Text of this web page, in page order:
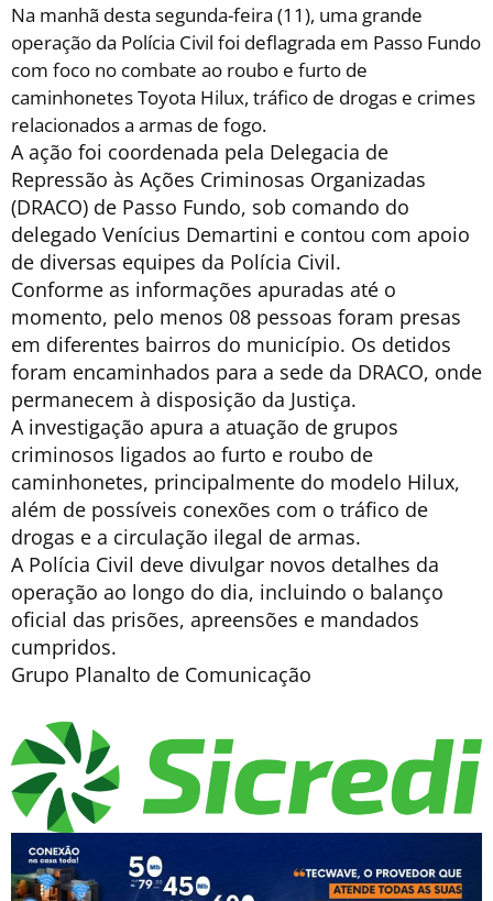
Na manhã desta segunda-feira (11), uma grande
operação da Polícia Civil foi deflagrada em Passo Fundo
com foco no combate ao roubo e furto de
caminhonetes Toyota Hilux, tráfico de drogas e crimes
relacionados a armas de fogo.
A ação foi coordenada pela Delegacia de
Repressão às Ações Criminosas Organizadas
(DRACO) de Passo Fundo, sob comando do
delegado Venícius Demartini e contou com apoio
de diversas equipes da Polícia Civil.
Conforme as informações apuradas até o
momento, pelo menos 08 pessoas foram presas
em diferentes bairros do município. Os detidos
foram encaminhados para a sede da DRACO, onde
permanecem à disposição da Justiça.
A investigação apura a atuação de grupos
criminosos ligados ao furto e roubo de
caminhonetes, principalmente do modelo Hilux,
além de possíveis conexões com o tráfico de
drogas e a circulação ilegal de armas.
A Polícia Civil deve divulgar novos detalhes da
operação ao longo do dia, incluindo o balanço
oficial das prisões, apreensões e mandados
cumpridos.
Grupo Planalto de Comunicação